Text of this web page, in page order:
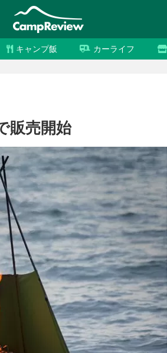
キャンプ飯 カーライフ
販売開始